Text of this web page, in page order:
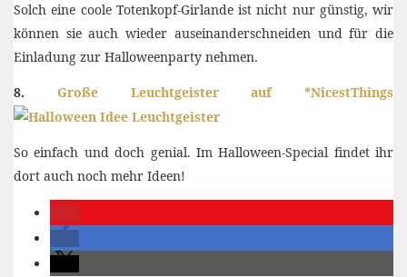
Solch eine coole Totenkopf-Girlande ist nicht nur günstig, wir
können sie auch wieder auseinanderschneiden und für die
Einladung zur Halloweenparty nehmen.
8. Große Leuchtgeister auf *NicestThings
So einfach und doch genial. Im Halloween-Special findet ihr
dort auch noch mehr Ideen!